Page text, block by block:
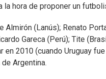
hora de proponer un
Almirón (Lanús); Renato
Gareca (Perú); Tite
2010 (cuando Uruguay
Argentina.